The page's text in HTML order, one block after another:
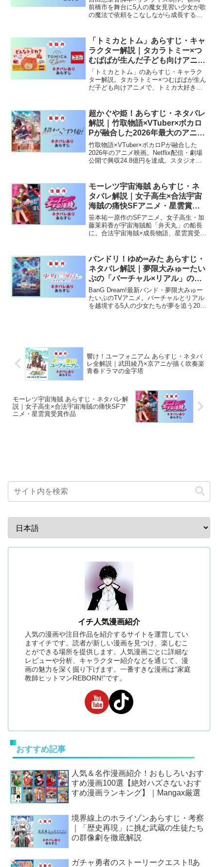
前橋市を舞台に5人の魔女見習い少女が歌
の魔法で依頼をこなしながら成長する
「トミカとトム」あらすじ・キャ
ラクター解説｜タカラトミー×つ
むぱぱが生んだ子ども向けアニメ
の世界
「トミカとトム」のあらすじ・キャラク
ター解説。タカラトミー×つむぱぱが生ん
だ子ども向けアニメで、トミカ大好きな
超かぐや姫！あらすじ・ネタバレ
解説｜竹取物語×VTuber×ボカロ
Pが融合した2026年最大のアニメ
映画
竹取物語×VTuber×ボカロPが融合した
2026年のアニメ映画。Netflix配信・劇場
公開で興収24.8億円を達成。スタジオコ
モーレツ宇宙海賊 あらすじ・ネ
タバレ解説｜女子高生×合法宇宙
海賊の痛快SFアニメ・星雲賞受
賞作品
笹本祐一原作のSFアニメ。女子高生・加
藤茉莉香が宇宙海賊船「弁天丸」の船長
に。合法宇宙海賊×成長物語、星雲賞受賞
バンドリ！ゆめ∞みた あらすじ・
ネタバレ解説｜夢限大みゅーたい
ぷの「バーチャル×リアル」の新
境地
BanG Dream!最新バンド・夢限大みゅー
たいぷのTVアニメ。バーチャルとリアル
を越境する5人の少女たちが夢を追う2026
響け！ユーフォニアム あらすじ・ネタバ
レ全解説｜武田綾乃×京アニが描く吹奏楽
青春ドラマの金字塔
モーレツ宇宙海賊 あらすじ・ネタバレ解
説｜女子高生×合法宇宙海賊の痛快SFア
ニメ・星雲賞受賞作品
イチ人気漫画紹介
人気の漫画や注目作品を紹介するサイトを運営してい
ますイチです。読者が新しい漫画を見つけ、楽しむこ
とができる場所を提供します。人気漫画ごとに詳細な
レビューや分析、キャラクター紹介などを通じて、漫
画の魅力を深く掘り下げます。一番すきな漫画は”家庭
教師ヒットマンREBORN!”です。
おすすめ記事
人気＆名作漫画紹介！おもしろいおす
すめ漫画100選【絶対ハズさないおす
すめ漫画ランキング】｜Mangax厳選
境界線上のホライゾンあらすじ・考察
｜「歴史再現」に挑む武蔵の生徒たち
の群像劇を徹底解説
ガチャ勇者のストーリークエスト!!あ